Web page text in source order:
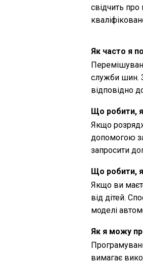
свідчить
Як часто я
служби шин.
відповідно
Що робити,
Якщо
допомогою
запросити
Що робити,
Якщо ви
від дітей.
моделі
Як я можу
вимагає